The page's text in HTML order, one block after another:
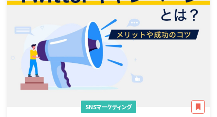
SNSマーケティング